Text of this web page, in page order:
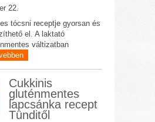
22.
tócsni receptje gyorsan és
el. A laktató
váltizatban
Cukkinis
gluténmentes
lapcsánka recept
Tünditől